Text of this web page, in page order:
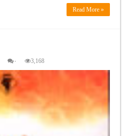
Read More »
۰ 3,168